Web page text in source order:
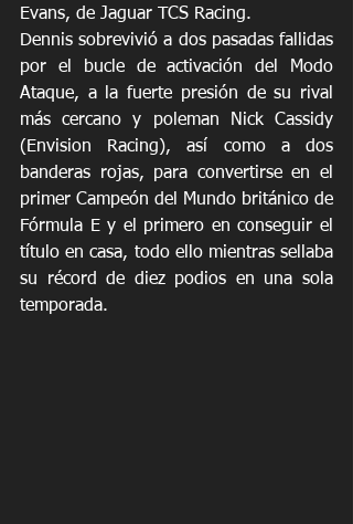
Evans, de Jaguar TCS Racing.
Dennis sobrevivió a dos pasadas fallidas
por el bucle de activación del Modo
Ataque, a la fuerte presión de su rival
más cercano y poleman Nick Cassidy
(Envision Racing), así como a dos
banderas rojas, para convertirse en el
primer Campeón del Mundo británico de
Fórmula E y el primero en conseguir el
título en casa, todo ello mientras sellaba
su récord de diez podios en una sola
temporada.